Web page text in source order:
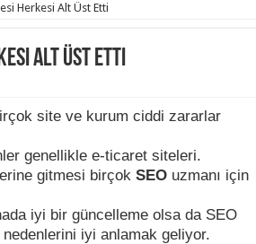
Herkesi Alt Üst Etti
Alt Üst Etti
site ve kurum ciddi zararlar
genellikle e-ticaret siteleri.
gitmesi birçok SEO uzmanı için
iyi bir güncelleme olsa da SEO
iyi anlamak geliyor.